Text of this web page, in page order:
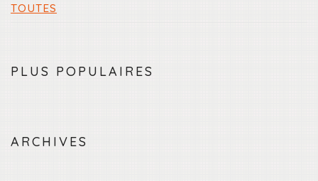
TOUTES
PLUS POPULAIRES
ARCHIVES